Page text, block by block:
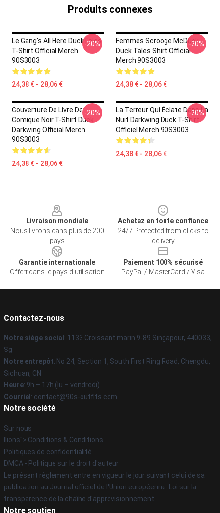
Produits connexes
Le Gang's All Here DuckTales
T-Shirt Official Merch
90S3003
24,38 € - 28,06 €
-20%
Femmes Scrooge McDuck
Duck Tales Shirt Official
Merch 90S3003
24,38 € - 28,06 €
-20%
Couverture De Livre De
Comique Noir T-Shirt Duck
Darkwing Official Merch
90S3003
24,38 € - 28,06 €
-20%
La Terreur Qui Éclate Dans La
Nuit Darkwing Duck T-Shirt
Officiel Merch 90S3003
24,38 € - 28,06 €
-20%
Livraison mondiale
Nous livrons dans plus de 200
pays
Achetez en toute confiance
24/7 Protected from clicks to
delivery
Garantie internationale
Offert dans le pays d'utilisation
Paiement 100% sécurisé
PayPal / MasterCard / Visa
Contactez-nous
Notre siège social : 1133 Croissant marin 9-89 Singapour, 440033,
Sg
Notre entrepôt: No 24, Section 1, South First Ring Road, Chengdu,
Sichuan, CN
Heure: 9h – 17h (lu – vendredi)
Courriel : contact@90s-outfits.com
Notre société
Sur nous
Ilions"> Conditions & Conditions
Politiques de confidentialité
DMCA - Politique sur le droit d'auteur
Le présent règlement entre en vigueur le jour suivant celui de sa
publication au Journal officiel de l'Union européenne. Loi sur la
transparence de la chaîne d'approvisionnement
Notre soutien